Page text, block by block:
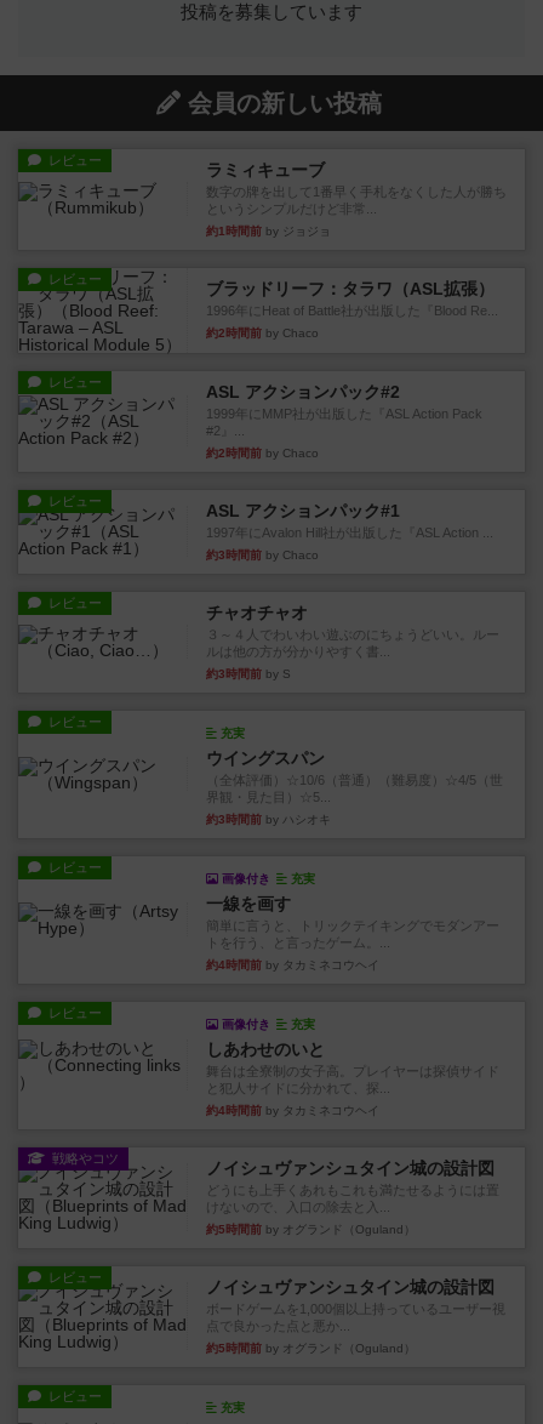
投稿を募集しています
会員の新しい投稿
レビュー ラミィキューブ
数字の牌を出して1番早く手札をなくした人が勝ち
というシンプルだけど非常...
約1時間前 by ジョジョ
レビュー
ブラッドリーフ：タラワ（ASL拡張）
1996年にHeat of Battle社が出版した『Blood Re...
約2時間前 by Chaco
レビュー ASL アクションパック#2
1999年にMMP社が出版した『ASL Action Pack
#2』...
約2時間前 by Chaco
レビュー ASL アクションパック#1
1997年にAvalon Hill社が出版した『ASL Action ...
約3時間前 by Chaco
レビュー チャオチャオ
３～４人でわいわい遊ぶのにちょうどいい。ルー
ルは他の方が分かりやすく書...
約3時間前 by S
レビュー
充実
ウイングスパン
（全体評価）☆10/6（普通）（難易度）☆4/5（世
界観・見た目）☆5...
約3時間前 by ハシオキ
レビュー
画像付き 充実
一線を画す
簡単に言うと、トリックテイキングでモダンアー
トを行う、と言ったゲーム。...
約4時間前 by タカミネコウヘイ
レビュー
画像付き 充実
しあわせのいと
舞台は全寮制の女子高。プレイヤーは探偵サイド
と犯人サイドに分かれて、探...
約4時間前 by タカミネコウヘイ
戦略やコツ ノイシュヴァンシュタイン城の設計図
どうにも上手くあれもこれも満たせるようには置
けないので、入口の除去と入...
約5時間前 by オグランド（Oguland）
レビュー ノイシュヴァンシュタイン城の設計図
ボードゲームを1,000個以上持っているユーザー視
点で良かった点と悪か...
約5時間前 by オグランド（Oguland）
レビュー
充実